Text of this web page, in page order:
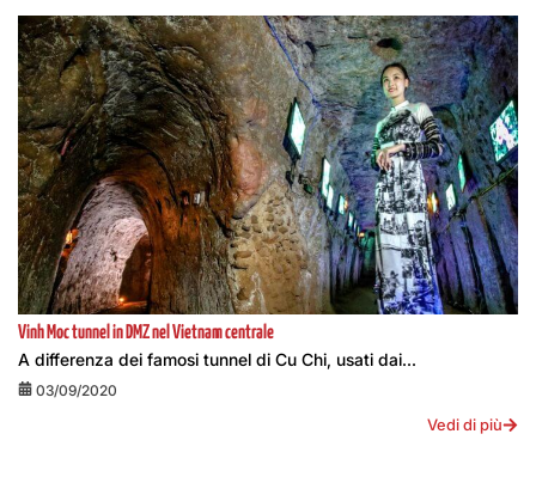
Vinh Moc tunnel in DMZ nel Vietnam centrale
A differenza dei famosi tunnel di Cu Chi, usati dai...
03/09/2020
Vedi di più